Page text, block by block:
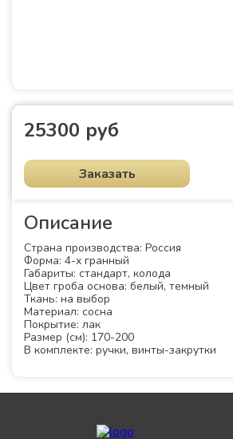
25300 руб
Заказать
Описание
Страна производства: Россия
Форма: 4-х гранный
Габариты: стандарт, колода
Цвет гроба основа: белый, темный
Ткань: на выбор
Материал: сосна
Покрытие: лак
Размер (см): 170-200
В комплекте: ручки, винты-закрутки